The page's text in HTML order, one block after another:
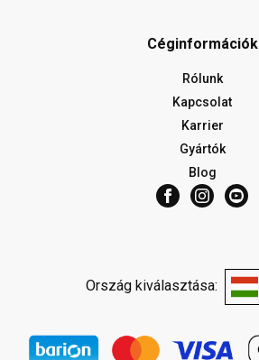
Céginformációk
Rólunk
Kapcsolat
Karrier
Gyártók
Blog
Ország kiválasztása: